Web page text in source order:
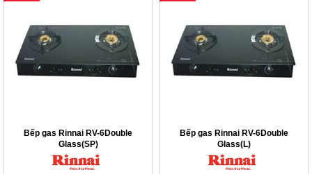
Bếp gas Rinnai RV-6Double
Glass(SP)
Bếp gas Rinnai RV-6Double
Glass(L)